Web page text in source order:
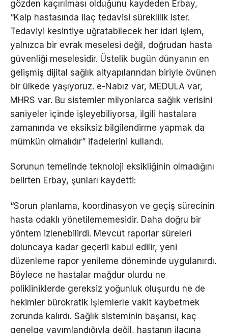
gözden kaçırılması olduğunu kaydeden Erbay,
“Kalp hastasında ilaç tedavisi süreklilik ister.
Tedaviyi kesintiye uğratabilecek her idari işlem,
yalnızca bir evrak meselesi değil, doğrudan hasta
güvenliği meselesidir. Üstelik bugün dünyanın en
gelişmiş dijital sağlık altyapılarından biriyle övünen
bir ülkede yaşıyoruz. e-Nabız var, MEDULA var,
MHRS var. Bu sistemler milyonlarca sağlık verisini
saniyeler içinde işleyebiliyorsa, ilgili hastalara
zamanında ve eksiksiz bilgilendirme yapmak da
mümkün olmalıdır” ifadelerini kullandı.
Sorunun temelinde teknoloji eksikliğinin olmadığını
belirten Erbay, şunları kaydetti:
“Sorun planlama, koordinasyon ve geçiş sürecinin
hasta odaklı yönetilememesidir. Daha doğru bir
yöntem izlenebilirdi. Mevcut raporlar süreleri
doluncaya kadar geçerli kabul edilir, yeni
düzenleme rapor yenileme döneminde uygulanırdı.
Böylece ne hastalar mağdur olurdu ne
polikliniklerde gereksiz yoğunluk oluşurdu ne de
hekimler bürokratik işlemlerle vakit kaybetmek
zorunda kalırdı. Sağlık sisteminin başarısı, kaç
genelge yayımlandığıyla değil, hastanın ilacına